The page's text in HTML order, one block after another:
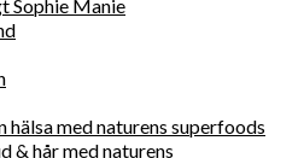
Sophie Manie
hälsa med naturens superfoods
& hår med naturens